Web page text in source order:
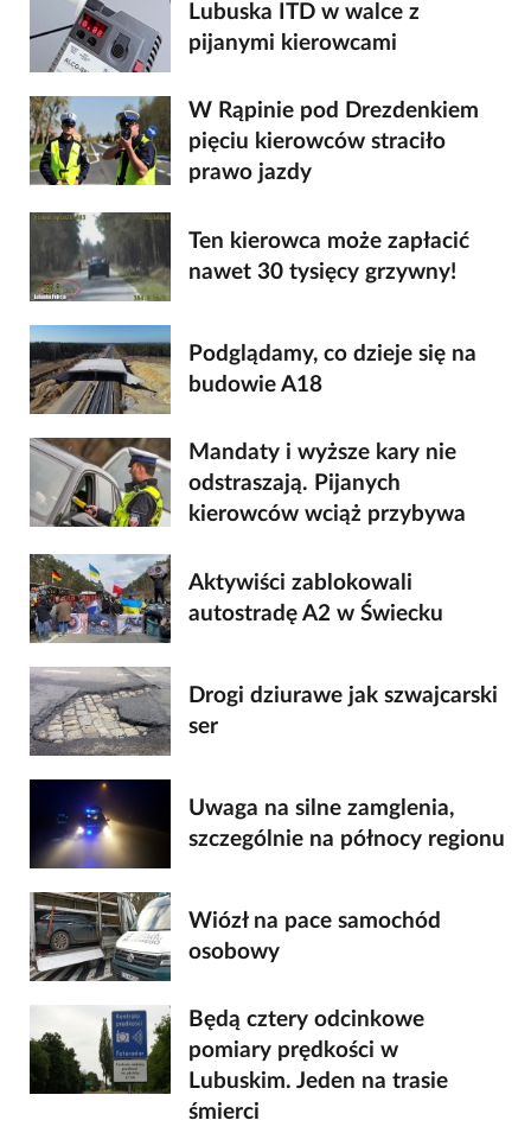
Lubuska ITD w walce z
pijanymi kierowcami
W Rąpinie pod Drezdenkiem
pięciu kierowców straciło
prawo jazdy
Ten kierowca może zapłacić
nawet 30 tysięcy grzywny!
Podglądamy, co dzieje się na
budowie A18
Mandaty i wyższe kary nie
odstraszają. Pijanych
kierowców wciąż przybywa
Aktywiści zablokowali
autostradę A2 w Świecku
Drogi dziurawe jak szwajcarski
ser
Uwaga na silne zamglenia,
szczególnie na północy regionu
Wiózł na pace samochód
osobowy
Będą cztery odcinkowe
pomiary prędkości w
Lubuskim. Jeden na trasie
śmierci